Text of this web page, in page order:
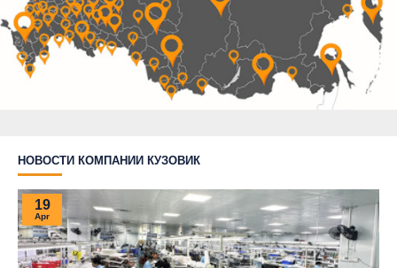
НОВОСТИ КОМПАНИИ КУЗОВИК
19
Apr